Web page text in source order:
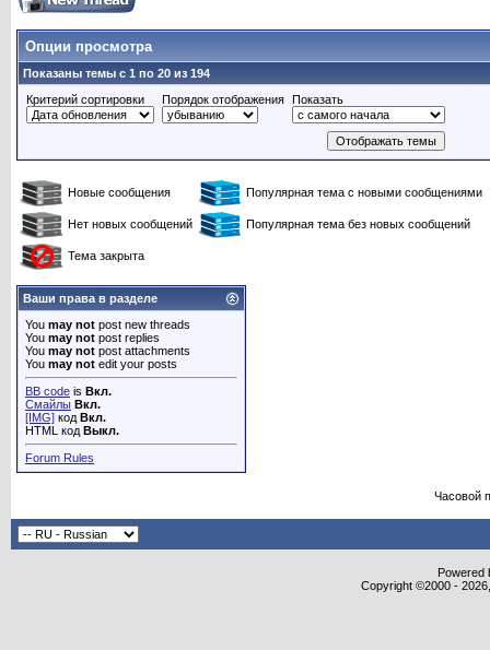
Опции просмотра
Показаны темы с 1 по 20 из 194
Критерий сортировки
Порядок отображения Показать
Новые сообщения Популярная тема с новыми сообщениями
Нет новых сообщений Популярная тема без новых сообщений
Тема закрыта
Ваши права в разделе
You may not post new threads
You may not post replies
You may not post attachments
You may not edit your posts
BB code is Вкл.
Смайлы Вкл.
[IMG] код Вкл.
HTML код Выкл.
Forum Rules
Часовой
Powered
Copyright ©2000 -